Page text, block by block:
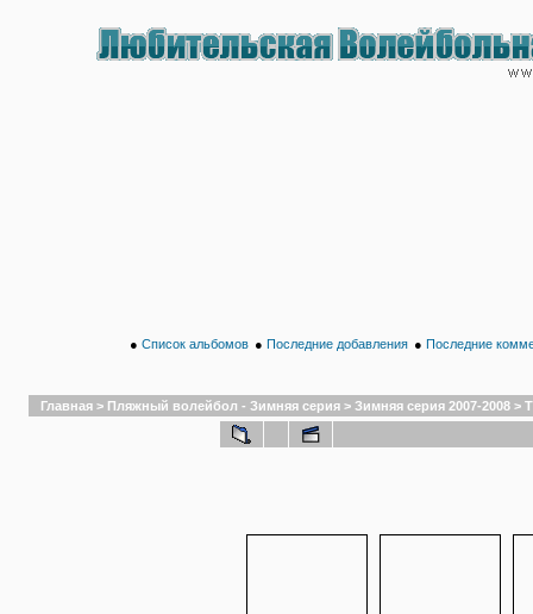
● Список альбомов ● Последние добавления ● Последние
Главная > Пляжный волейбол - Зимняя серия > Зимняя серия 2007-2008 >